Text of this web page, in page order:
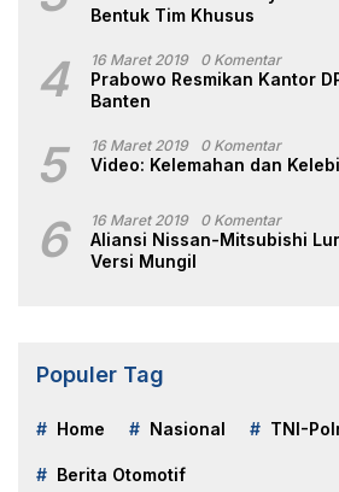
Bentuk Tim Khusus
4 16 Maret 2019 0 Komentar
Prabowo Resmikan Kantor
Banten
5 16 Maret 2019 0 Komentar
Video: Kelemahan dan
6 16 Maret 2019 0 Komentar
Aliansi Nissan-Mitsubishi
Versi Mungil
Populer Tag
Home Nasional TNI-
Berita Otomotif